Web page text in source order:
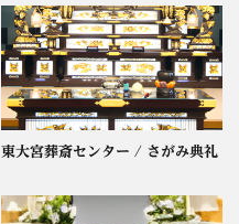
東大宮葬斎センター / さがみ典礼